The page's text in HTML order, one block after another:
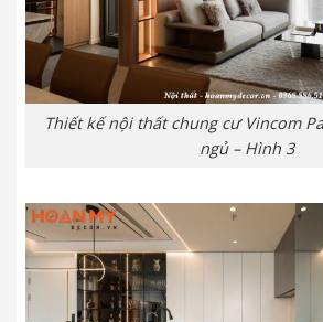
Thiết kế nội thất chung cư Vincom
ngủ – Hình 3